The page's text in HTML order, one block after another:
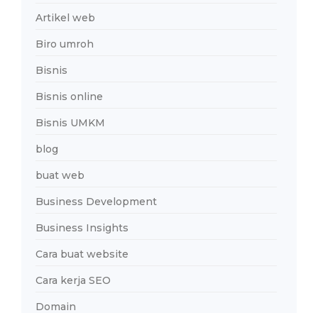
Artikel web
Biro umroh
Bisnis
Bisnis online
Bisnis UMKM
blog
buat web
Business Development
Business Insights
Cara buat website
Cara kerja SEO
Domain